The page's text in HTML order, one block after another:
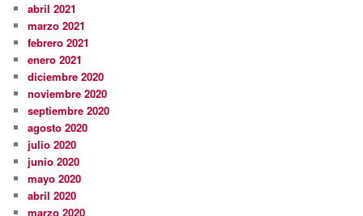
abril 2021
marzo 2021
febrero 2021
enero 2021
diciembre 2020
noviembre 2020
septiembre 2020
agosto 2020
julio 2020
junio 2020
mayo 2020
abril 2020
marzo 2020